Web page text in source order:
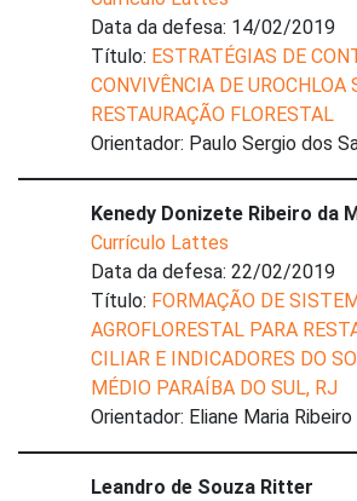
Data da defesa: 14/02/2019
Título: ESTRATÉGIAS DE
CONVIVÊNCIA DE UROCHLOA
RESTAURAÇÃO FLORESTAL
Orientador: Paulo Sergio dos
Kenedy Donizete Ribeiro da
Currículo Lattes
Data da defesa: 22/02/2019
Título: FORMAÇÃO DE
AGROFLORESTAL PARA
CILIAR E INDICADORES DO
MÉDIO PARAÍBA DO SUL, RJ
Orientador: Eliane Maria
Leandro de Souza Ritter